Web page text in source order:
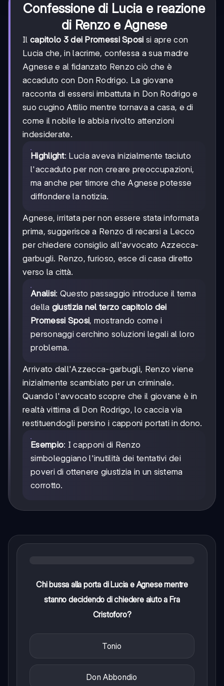
Confessione di Lucia e reazione
di Renzo e Agnese
Il capitolo 3 dei Promessi Sposi si apre con
Lucia che, in lacrime, confessa a sua madre
Agnese e al fidanzato Renzo ciò che è
accaduto con Don Rodrigo. La giovane
racconta di essersi imbattuta in Don Rodrigo e
suo cugino Attilio mentre tornava a casa, e di
come il nobile le abbia rivolto attenzioni
indesiderate.
Highlight: Lucia aveva inizialmente taciuto
l'accaduto per non creare preoccupazioni,
ma anche per timore che Agnese potesse
diffondere la notizia.
Agnese, irritata per non essere stata informata
prima, suggerisce a Renzo di recarsi a Lecco
per chiedere consiglio all'avvocato Azzecca-
garbugli. Renzo, furioso, esce di casa diretto
verso la città.
Analisi: Questo passaggio introduce il tema
della giustizia nel terzo capitolo dei
Promessi Sposi, mostrando come i
personaggi cerchino soluzioni legali al loro
problema.
Arrivato dall'Azzecca-garbugli, Renzo viene
inizialmente scambiato per un criminale.
Quando l'avvocato scopre che il giovane è in
realtà vittima di Don Rodrigo, lo caccia via
restituendogli persino i capponi portati in dono.
Esempio: I capponi di Renzo
simboleggiano l'inutilità dei tentativi dei
poveri di ottenere giustizia in un sistema
corrotto.
Chi bussa alla porta di Lucia e Agnese mentre
stanno decidendo di chiedere aiuto a Fra
Cristoforo?
Tonio
Don Abbondio